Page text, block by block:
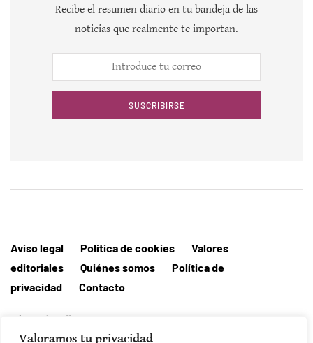
Valoramos tu privacidad
Recibe el resumen diario en tu bandeja de las
noticias que realmente te importan.
SUSCRIBIRSE
Aviso legal Política de cookies
Valores
editoriales
Quiénes somos
Política de
privacidad
Contacto
Editorial MallorcaHora